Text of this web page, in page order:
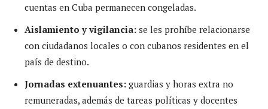
cuentas en Cuba permanecen congeladas.
Aislamiento y vigilancia: se les prohíbe relacionarse
con ciudadanos locales o con cubanos residentes en el
país de destino.
Jornadas extenuantes: guardias y horas extra no
remuneradas, además de tareas políticas y docentes